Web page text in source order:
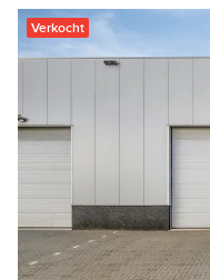
Verkocht